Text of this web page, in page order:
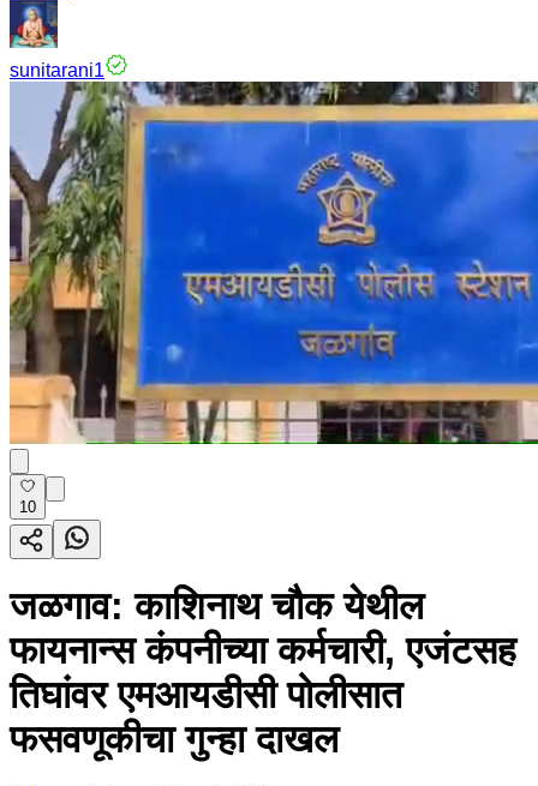
sunitarani1
10
जळगाव: काशिनाथ चौक येथील
फायनान्स कंपनीच्या कर्मचारी, एजंटसह
तिघांवर एमआयडीसी पोलीसात
फसवणूकीचा गुन्हा दाखल